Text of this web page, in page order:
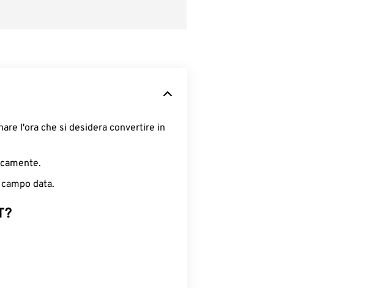
l'ora che si desidera convertire in
data.